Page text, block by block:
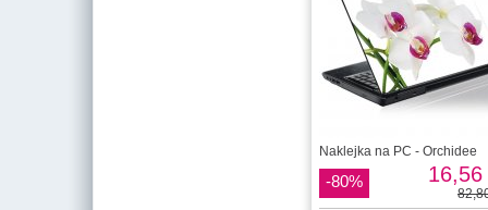
Naklejka na PC - Orchidee
-80% 16,56